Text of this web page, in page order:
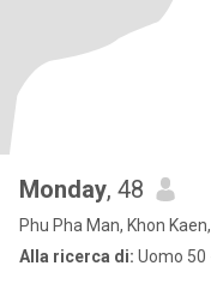
Monday, 48
Phu Pha Man, Khon
Alla ricerca di: Uomo 50